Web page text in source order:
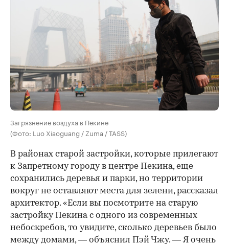
Загрязнение воздуха в Пекине
(Фото: Luo Xiaoguang / Zuma / TASS)
В районах старой застройки, которые прилегают
к Запретному городу в центре Пекина, еще
сохранились деревья и парки, но территории
вокруг не оставляют места для зелени, рассказал
архитектор. «Если вы посмотрите на старую
застройку Пекина с одного из современных
небоскребов, то увидите, сколько деревьев было
между домами, — объяснил Пэй Чжу. — Я очень